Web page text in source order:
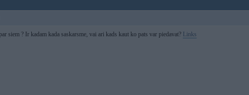
siem ? Ir kadam kada saskarsme, vai ari kads kaut ko pats var piedavat? Links